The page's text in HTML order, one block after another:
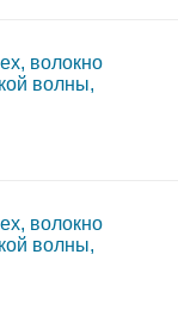
волокно
волны,
волокно
волны,